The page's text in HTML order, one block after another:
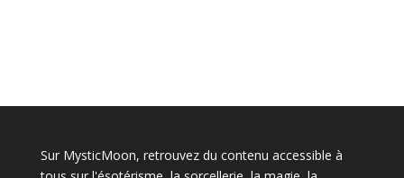
Sur MysticMoon, retrouvez du contenu accessible à